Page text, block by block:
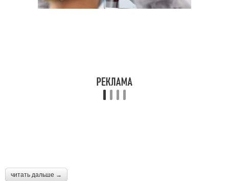
читать дальше →